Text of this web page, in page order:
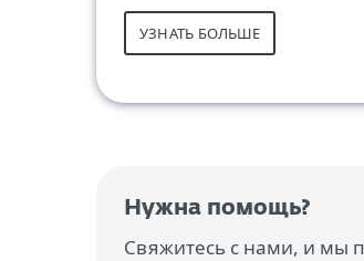
УЗНАТЬ БОЛЬШЕ
Нужна помощь?
Свяжитесь с нами, и мы